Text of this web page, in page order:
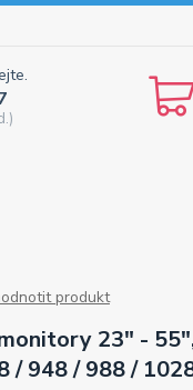
produkt
23" -
/ 948 / 988 /